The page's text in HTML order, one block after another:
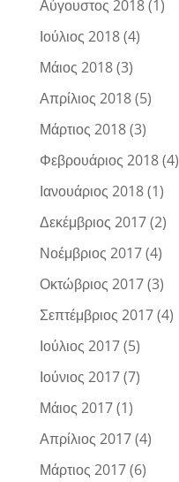
Αύγουστος 2018(1)
Ιούλιος 2018(4)
Μάιος 2018(3)
Απρίλιος 2018(5)
Μάρτιος 2018(3)
Φεβρουάριος 2018(4)
Ιανουάριος 2018(1)
Δεκέμβριος 2017(2)
Νοέμβριος 2017(4)
Οκτώβριος 2017(3)
Σεπτέμβριος 2017(4)
Ιούλιος 2017(5)
Ιούνιος 2017(7)
Μάιος 2017(1)
Απρίλιος 2017(4)
Μάρτιος 2017(6)